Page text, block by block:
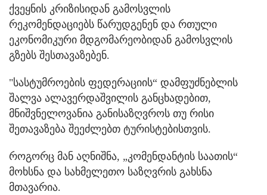
ქვეყნის კრიზისიდან გამოსვლის
რეკომენდაციებს წარუდგენენ და რთული
ეკონომიკური მდგომარეობიდან გამოსვლის
გზებს შესთავაზებენ.
"სასტუმროების ფედერაციის“ დამფუძნებლის
შალვა ალავერდაშვილის განცხადებით,
მნიშვნელოვანია განისაზღვროს თუ რისი
შეთავაზება შეეძლებთ ტურისტებისთვის.
როგორც მან აღნიშნა, „კომენდანტის საათის“
მოხსნა და სახმელეთო საზღვრის გახსნა
მთავარია.